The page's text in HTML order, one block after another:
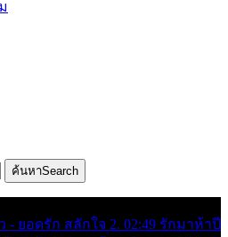
ค้นหาSearch
- ยอดรัก สลักใจ 2. 02:49 รักมาห้าปี